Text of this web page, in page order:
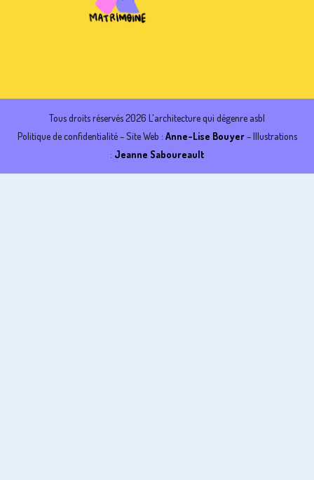
Tous droits réservés 2026 L'architecture qui dégenre asbl
Politique de confidentialité– Site Web : Anne-Lise Bouyer– Illustrations
: Jeanne Saboureault